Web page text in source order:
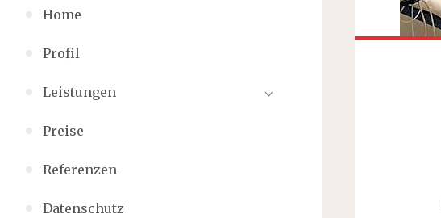
Home
Profil
Leistungen
Preise
Referenzen
Datenschutz